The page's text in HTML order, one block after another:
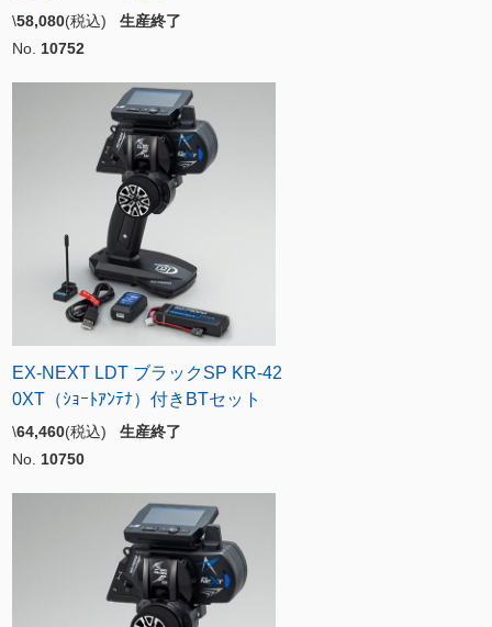
\58,080(税込) 生産終了
No. 10752
EX-NEXT LDT ブラックSP KR-42
0XT（ｼｮｰﾄｱﾝﾃﾅ）付きBTセット
\64,460(税込) 生産終了
No. 10750